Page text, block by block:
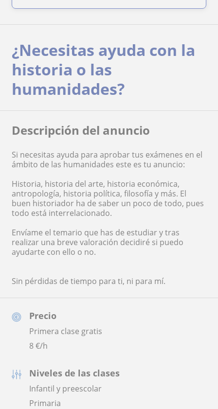
Precio
Primera clase gratis
8€/h
Niveles de las clases
Infantil y preescolar
Primaria
¿Necesitas ayuda con la
historia o las
humanidades?
Descripción del anuncio
Si necesitas ayuda para aprobar tus exámenes en el
ámbito de las humanidades este es tu anuncio:
Historia, historia del arte, historia económica,
antropología, historia política, filosofía y más. El
buen historiador ha de saber un poco de todo, pues
todo está interrelacionado.
Envíame el temario que has de estudiar y tras
realizar una breve valoración decidiré si puedo
ayudarte con ello o no.
Sin pérdidas de tiempo para ti, ni para mí.